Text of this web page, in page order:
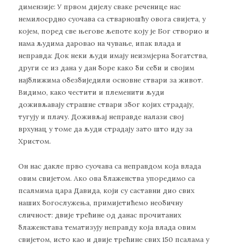
димензије: У првом дијелу сваке реченице нас
немилосрдно суочава са стварношћу овога свијета, у
којем, поред све његове љепоте коју је Бог створио и
нама људима даровао на чување, ипак влада и
неправда: Док неки људи имају неизмјерна богатства,
други се из дана у дан боре како би себи и својим
најближима обезбиједили основне ствари за живот.
Видимо, како честити и племенити људи
доживљавају страшне ствари због којих страдају,
тугују и плачу. Доживљај неправде налази свој
врхунац у томе да људи страдају зато што иду за
Христом.
Он нас дакле прво суочава са неправдом која влада
овим свијетом. Ако ова блаженства упоредимо са
псалмима цара Давида, који су саставни дио свих
наших богослужења, примијетићемо необичну
сличност: двије трећине од данас прочитаних
блаженстава тематизују неправду која влада овим
свијетом, исто као и двије трећине свих 150 псалама у